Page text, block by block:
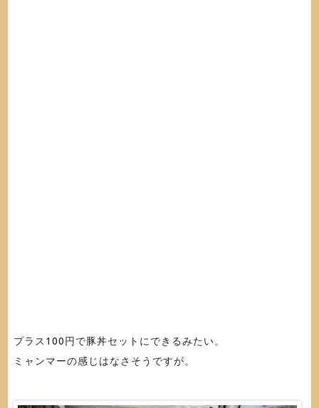
プラス100円で豚丼セットにできるみたい。
ミャンマーの感じはなさそうですが。